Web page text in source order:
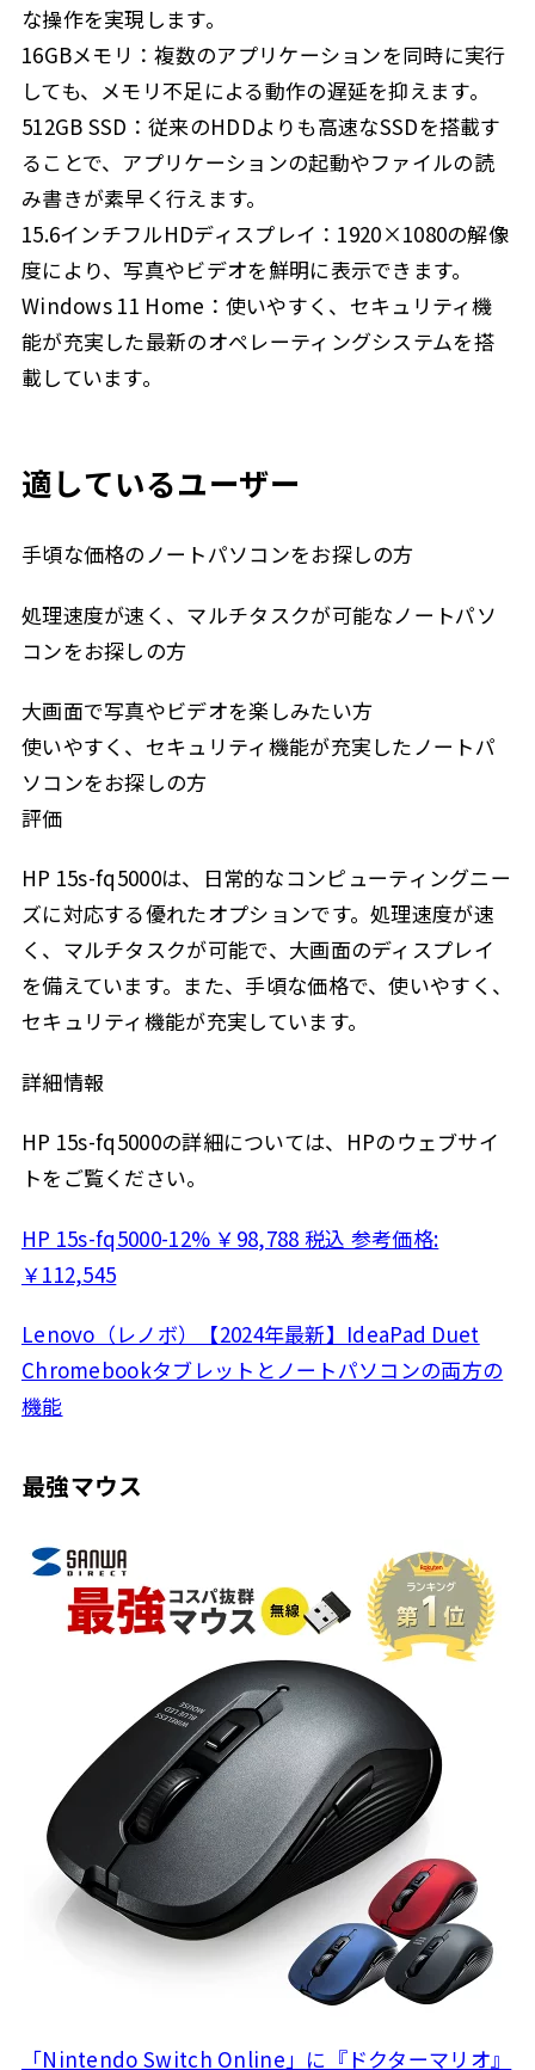
な操作を実現します。
16GBメモリ：複数のアプリケーションを同時に実行
しても、メモリ不足による動作の遅延を抑えます。
512GB SSD：従来のHDDよりも高速なSSDを搭載す
ることで、アプリケーションの起動やファイルの読
み書きが素早く行えます。
15.6インチフルHDディスプレイ：1920×1080の解像
度により、写真やビデオを鮮明に表示できます。
Windows 11 Home：使いやすく、セキュリティ機
能が充実した最新のオペレーティングシステムを搭
載しています。
適しているユーザー
手頃な価格のノートパソコンをお探しの方
処理速度が速く、マルチタスクが可能なノートパソ
コンをお探しの方
大画面で写真やビデオを楽しみたい方
使いやすく、セキュリティ機能が充実したノートパ
ソコンをお探しの方
評価
HP 15s-fq5000は、日常的なコンピューティングニー
ズに対応する優れたオプションです。処理速度が速
く、マルチタスクが可能で、大画面のディスプレイ
を備えています。また、手頃な価格で、使いやすく、
セキュリティ機能が充実しています。
詳細情報
HP 15s-fq5000の詳細については、HPのウェブサイ
トをご覧ください。
HP 15s-fq5000-12% ￥98,788 税込 参考価格:
￥112,545
Lenovo（レノボ）【2024年最新】IdeaPad Duet
Chromebookタブレットとノートパソコンの両方の
機能
最強マウス
「Nintendo Switch Online」に『ドクターマリオ』